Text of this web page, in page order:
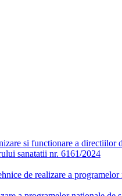
si functionare a directiilor
sanatatii nr. 6161/2024
de realizare a